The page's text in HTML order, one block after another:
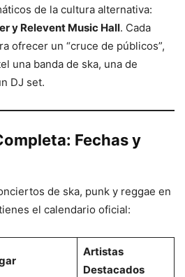
de la cultura alternativa:
y Relevent Music Hall. Cada
ofrecer un “cruce de públicos”,
una banda de ska, una de
DJ set.
Fechas y
de ska, punk y reggae en
el calendario oficial:
Artistas
Destacados